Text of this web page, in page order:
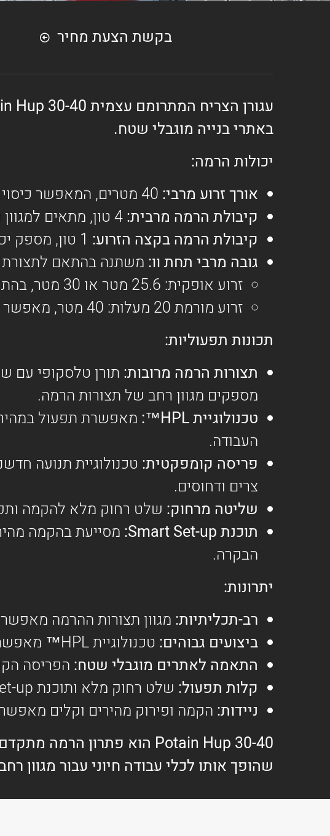
בקשת הצעת מחיר
עגורן הצריח המתרומם עצמיתHup 30-40
באתרי בנייה מוגבלי שטח.
יכולות הרמה:
אורך זרוע מרבי:
קיבולת הרמה מרבית:
קיבולת הרמה בקצה הזרוע:
גובה מרבי תחת וו: משתנה בהתאם לתצורת
זרוע אופקית: 25.6 מטר או 30 מטר, בהתאם לגובה התורן.
זרוע מורמת 20 מעלות: 40 מטר, מאפשר גישה לגובה רב יותר.
תכונות תפעוליות:
תצורות הרמה מרובות: תורן טלסקופי עם
מספקים מגוון רחב של תצורות הרמה.
טכנולוגייתHPL
™: מאפשרת תפעול
העבודה.
פריסה קומפקטית: טכנולוגיית תנועה
צרים ודחוסים.
שליטה מרחוק: שלט רחוק מלא להקמה
תוכנתSmart Set-up
: מסייעת בהקמה
הבקרה.
יתרונות:
רב-תכליתיות: מגוון תצורות ההרמה
ביצועים גבוהים: טכנולוגיית HPL™ מאפשרת עבודה מהירה ויעילה.
התאמה לאתרים מוגבלי שטח: הפריסה
קלות תפעול: שלט רחוק מלא ותוכנת Smart Set-up מפשטים את ההפעלה וההקמה.
ניידות: הקמה ופירוק מהירים וקלים
Potain Hup 30-40
הוא פתרון הרמה
שהופך אותו לכלי עבודה חיוני עבור מגוון